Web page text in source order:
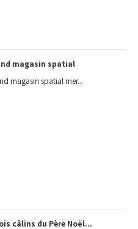
magasin spatial
magasin spatial mer...
câlins du Père Noël...